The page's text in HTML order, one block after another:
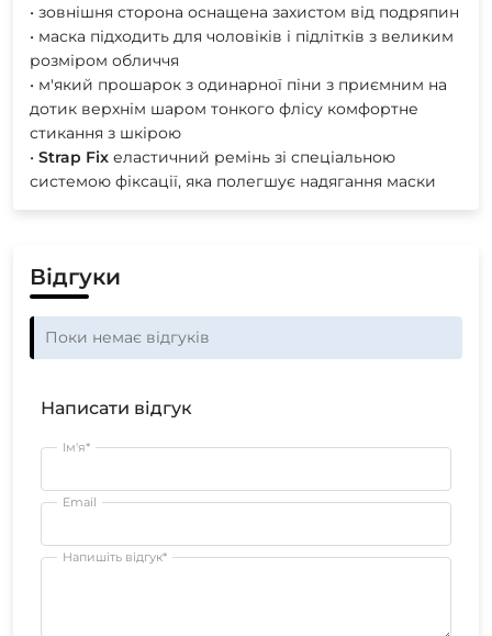
• зовнішня сторона оснащена захистом від подряпин
• маска підходить для чоловіків і підлітків з великим
розміром обличчя
• м'який прошарок з одинарної піни з приємним на
дотик верхнім шаром тонкого флісу комфортне
стикання з шкірою
• Strap Fix еластичний ремінь зі спеціальною
системою фіксації, яка полегшує надягання маски
Відгуки
Поки немає відгуків
Написати відгук
Ім'я*
Email
Напишіть відгук*